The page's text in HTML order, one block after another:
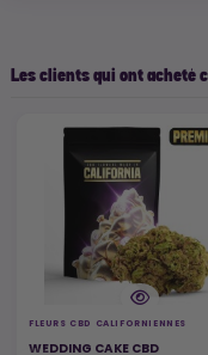
Les clients qui ont acheté
FLEURS CBD CALIFORNIENNES
WEDDING CAKE CBD